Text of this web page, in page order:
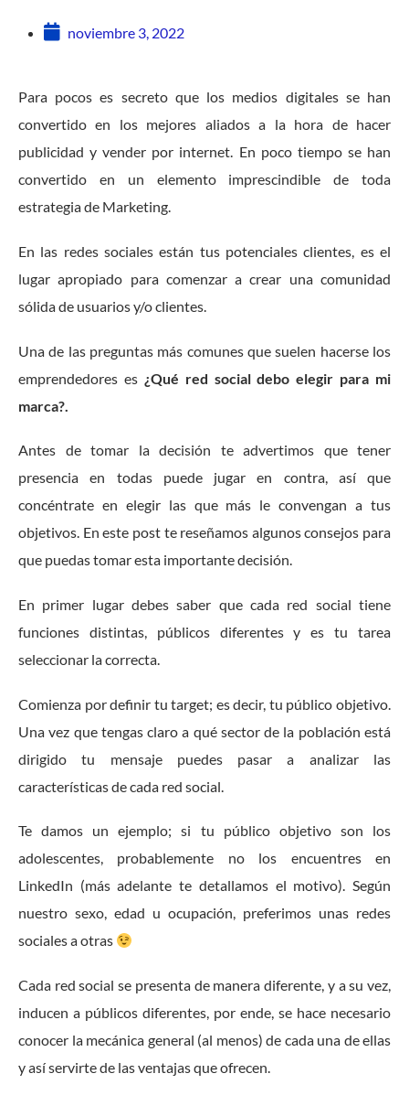
noviembre 3, 2022
Para pocos es secreto que los medios digitales se han
convertido en los mejores aliados a la hora de hacer
publicidad y vender por internet. En poco tiempo se han
convertido en un elemento imprescindible de toda
estrategia de Marketing.
En las redes sociales están tus potenciales clientes, es el
lugar apropiado para comenzar a crear una comunidad
sólida de usuarios y/o clientes.
Una de las preguntas más comunes que suelen hacerse los
emprendedores es ¿Qué red social debo elegir para mi
marca?.
Antes de tomar la decisión te advertimos que tener
presencia en todas puede jugar en contra, así que
concéntrate en elegir las que más le convengan a tus
objetivos. En este post te reseñamos algunos consejos para
que puedas tomar esta importante decisión.
En primer lugar debes saber que cada red social tiene
funciones distintas, públicos diferentes y es tu tarea
seleccionar la correcta.
Comienza por definir tu target; es decir, tu público objetivo.
Una vez que tengas claro a qué sector de la población está
dirigido tu mensaje puedes pasar a analizar las
características de cada red social.
Te damos un ejemplo; si tu público objetivo son los
adolescentes, probablemente no los encuentres en
LinkedIn (más adelante te detallamos el motivo). Según
nuestro sexo, edad u ocupación, preferimos unas redes
sociales a otras
Cada red social se presenta de manera diferente, y a su vez,
inducen a públicos diferentes, por ende, se hace necesario
conocer la mecánica general (al menos) de cada una de ellas
y así servirte de las ventajas que ofrecen.